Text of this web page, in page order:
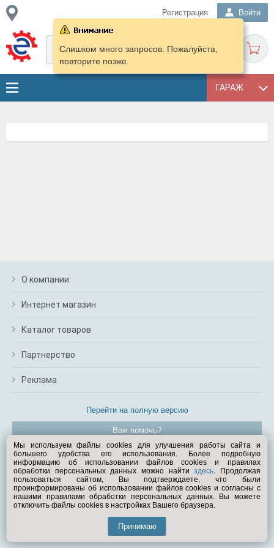
Регистрация Войти
ГАРАЖ
Слишком много запросов. Пожалуйста,
повторите позже.
О компании
Интернет магазин
Каталог товаров
Партнерство
Реклама
Перейти на полную версию
Вам помочь?
© Exist.ru 1998—2026
Мы используем файлы cookies для улучшения работы сайта и
большего удобства его использования. Более подробную
информацию об использовании файлов cookies и правилах
обработки персональных данных можно найтиздесь. Продолжая
пользоваться сайтом, Вы подтверждаете, что были
проинформированы об использовании файлов cookies и согласны с
нашими правилами обработки персональных данных. Вы можете
отключить файлы cookies в настройках Вашего браузера.
Принимаю